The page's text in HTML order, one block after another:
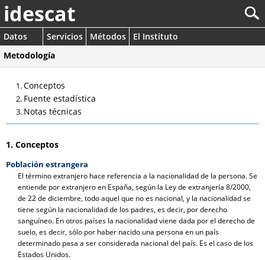
idescat
Datos Servicios Métodos
El Instituto
Metodología
Conceptos
Fuente estadística
Notas técnicas
1. Conceptos
Población estrangera
El término extranjero hace referencia a la nacionalidad de la persona. Se
entiende por extranjero en España, según la Ley de extranjería 8/2000,
de 22 de diciembre, todo aquel que no es nacional, y la nacionalidad se
tiene según la nacionalidad de los padres, es decir, por derecho
sanguíneo. En otros países la nacionalidad viene dada por el derecho de
suelo, es decir, sólo por haber nacido una persona en un país
determinado pasa a ser considerada nacional del país. Es el caso de los
Estados Unidos.